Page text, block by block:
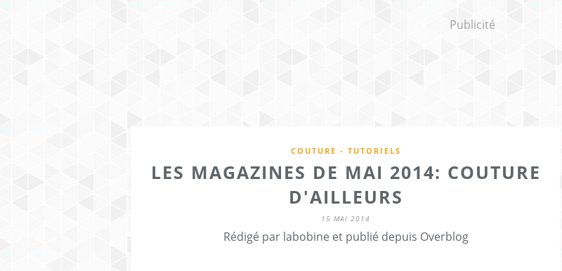
Publicité
COUTURE - TUTORIELS
LES MAGAZINES DE MAI 2014: COUTURE
D'AILLEURS
15 MAI 2014
Rédigé par labobine et publié depuis Overblog